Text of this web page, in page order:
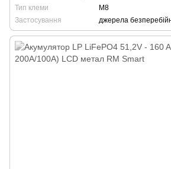
Тип клеми
М8
Застосування
джерела